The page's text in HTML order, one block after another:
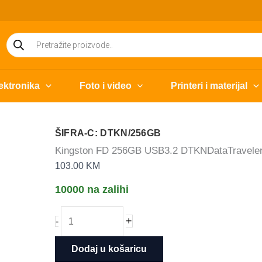
Products
search
Foto i video Printeri i materijal
ŠIFRA-C: DTKN/256GB
Kingston FD 256GB USB3.2
103.00 KM
10000 na zalihi
-
FD
+
Dodaj u košaricu